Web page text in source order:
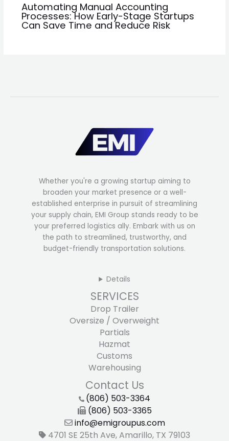
Automating Manual Accounting
Processes: How Early-Stage Startups
Can Save Time and Reduce Risk
Whether you're a growing startup aiming to
broaden your market presence or a well-
established enterprise in pursuit of streamlining
your supply chain, EMI Group stands ready to be
your preferred logistics ally. Embark with us on
the path to streamlined, trustworthy, and
budget-friendly transportation solutions.
Details
SERVICES
Drop Trailer
Oversize / Overweight
Partials
Hazmat
Customs
Warehousing
Contact Us
(806) 503-3364
(806) 503-3365
info@emigroupus.com
4701 SE 25th Ave, Amarillo, TX 79103